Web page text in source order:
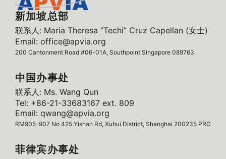
新加坡总部
联系人: Maria Theresa “Techi” Cruz Capellan (女士)
Email: office@apvia.org
200 Cantonment Road #06-01A, Southpoint Singapore 089763
中国办事处
联系人: Ms. Wang Qun
Tel: +86-21-33683167 ext. 809
Email: qwang@apvia.org
RM905-907 No 425 Yishan Rd, Xuhui District, Shanghai 200235 PRC
菲律宾办事处